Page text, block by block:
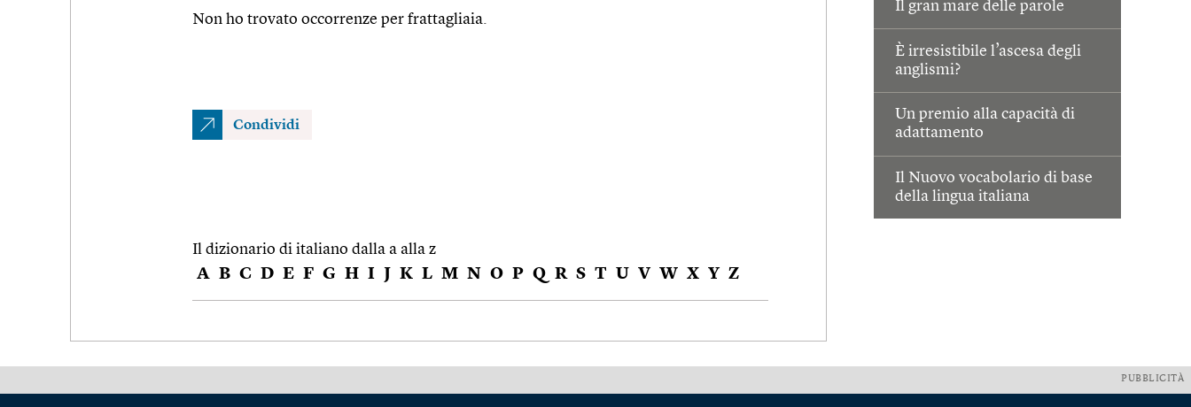
Il gran mare delle parole
È irresistibile l’ascesa degli
anglismi?
Un premio alla capacità di
adattamento
Il Nuovo vocabolario di base
della lingua italiana
Non ho trovato occorrenze per frattagliaia.
Condividi
Il dizionario di italiano dalla a alla z
A B C D E F G H I J K L M N O P Q R S T U V W X Y Z
PUBBLICITÀ